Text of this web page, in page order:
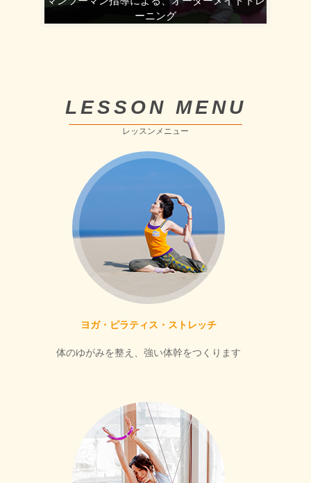
ーニング
LESSON MENU
レッスンメニュー
ヨガ・ピラティス・ストレッチ
体のゆがみを整え、強い体幹をつくります